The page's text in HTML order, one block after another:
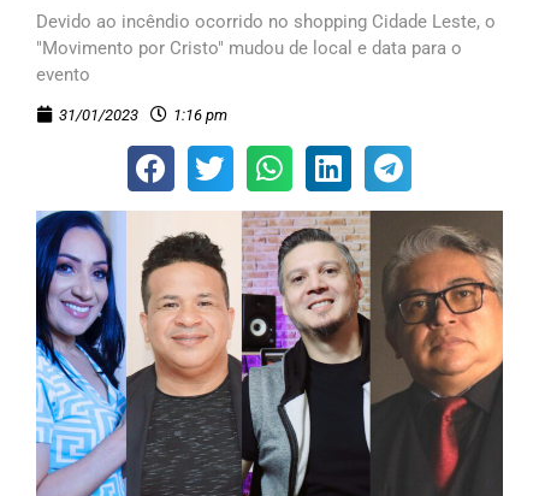
Devido ao incêndio ocorrido no shopping Cidade Leste, o
"Movimento por Cristo" mudou de local e data para o
evento
31/01/2023 1:16 pm